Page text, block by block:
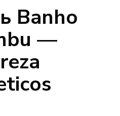
Banho
—